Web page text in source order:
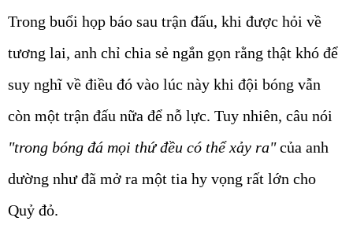
Trong buổi họp báo sau trận đấu, khi được hỏi về
tương lai, anh chỉ chia sẻ ngắn gọn rằng thật khó để
suy nghĩ về điều đó vào lúc này khi đội bóng vẫn
còn một trận đấu nữa để nỗ lực. Tuy nhiên, câu nói
"trong bóng đá mọi thứ đều có thể xảy ra"của anh
dường như đã mở ra một tia hy vọng rất lớn cho
Quỷ đỏ.